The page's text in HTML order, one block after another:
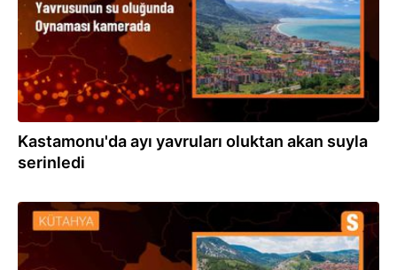
Kastamonu'da ayı yavruları oluktan akan suyla
serinledi
25.05.2024